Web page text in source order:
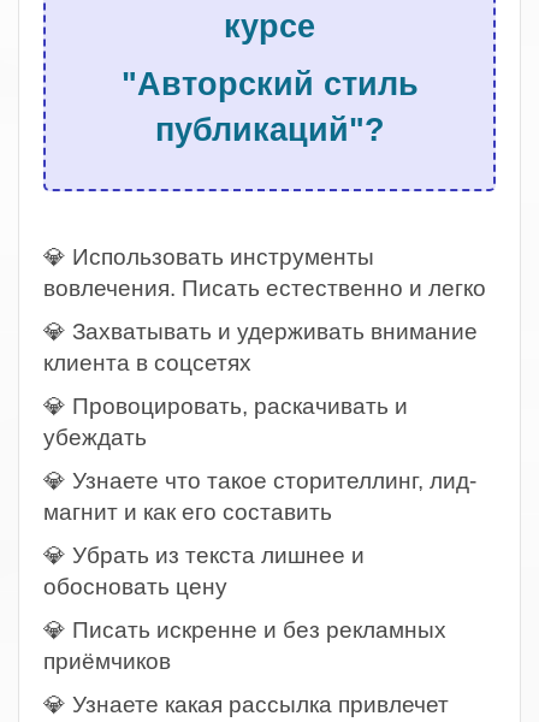
курсе
"Авторский стиль
публикаций"?
💎 Использовать инструменты
вовлечения. Писать естественно и легко
💎 Захватывать и удерживать внимание
клиента в соцсетях
💎 Провоцировать, раскачивать и
убеждать
💎 Узнаете что такое сторителлинг, лид-
магнит и как его составить
💎 Убрать из текста лишнее и
обосновать цену
💎 Писать искренне и без рекламных
приёмчиков
💎 Узнаете какая рассылка привлечет